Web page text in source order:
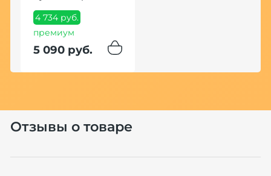
4 734 руб.
премиум
5 090 руб.
Отзывы о товаре